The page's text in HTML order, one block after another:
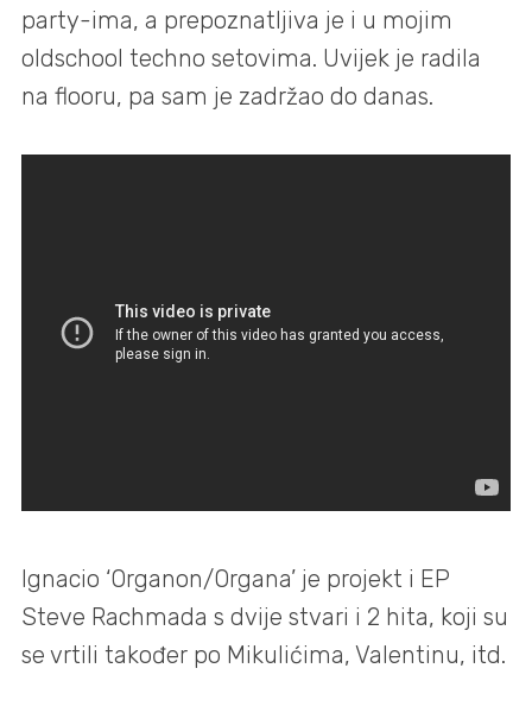
party-ima, a prepoznatljiva je i u mojim
oldschool techno setovima. Uvijek je radila
na flooru, pa sam je zadržao do danas.
Ignacio ‘Organon/Organa’ je projekt i EP
Steve Rachmada s dvije stvari i 2 hita, koji su
se vrtili također po Mikulićima, Valentinu, itd.